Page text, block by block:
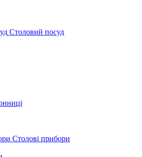
Столовий посуд
Столові прибори